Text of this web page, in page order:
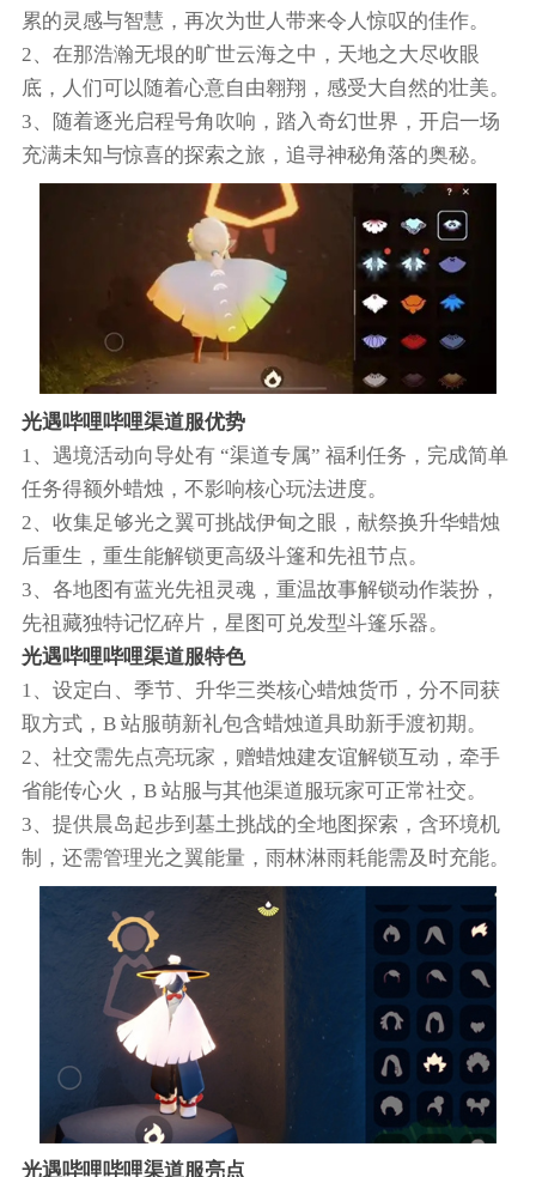
累的灵感与智慧，再次为世人带来令人惊叹的佳作。
2、在那浩瀚无垠的旷世云海之中，天地之大尽收眼
底，人们可以随着心意自由翱翔，感受大自然的壮美。
3、随着逐光启程号角吹响，踏入奇幻世界，开启一场
充满未知与惊喜的探索之旅，追寻神秘角落的奥秘。
光遇哔哩哔哩渠道服优势
1、遇境活动向导处有 “渠道专属” 福利任务，完成简单
任务得额外蜡烛，不影响核心玩法进度。
2、收集足够光之翼可挑战伊甸之眼，献祭换升华蜡烛
后重生，重生能解锁更高级斗篷和先祖节点。
3、各地图有蓝光先祖灵魂，重温故事解锁动作装扮，
先祖藏独特记忆碎片，星图可兑发型斗篷乐器。
光遇哔哩哔哩渠道服特色
1、设定白、季节、升华三类核心蜡烛货币，分不同获
取方式，B 站服萌新礼包含蜡烛道具助新手渡初期。
2、社交需先点亮玩家，赠蜡烛建友谊解锁互动，牵手
省能传心火，B 站服与其他渠道服玩家可正常社交。
3、提供晨岛起步到墓土挑战的全地图探索，含环境机
制，还需管理光之翼能量，雨林淋雨耗能需及时充能。
光遇哔哩哔哩渠道服亮点